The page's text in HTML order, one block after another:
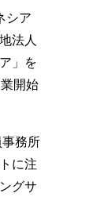
シア
法人
」を
開始
務所
に注
グサ